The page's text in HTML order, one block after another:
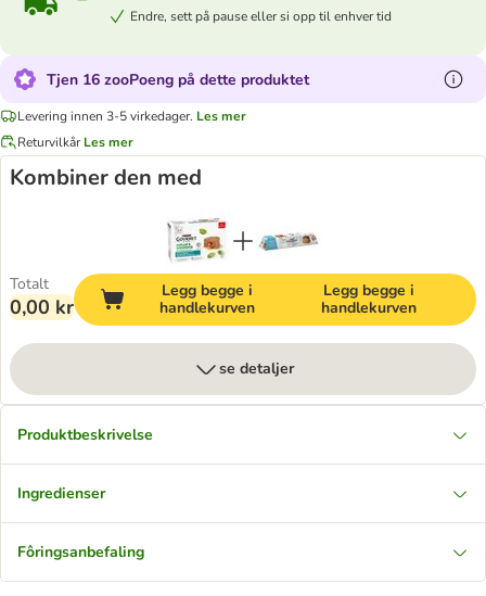
Endre, sett på pause eller si opp til enhver tid
Tjen 16 zooPoeng på dette produktet
Levering innen 3-5 virkedager. Les mer
Returvilkår Les mer
Kombiner den med
Totalt
0,00 kr
Legg begge i
handlekurven
Legg begge i
handlekurven
se detaljer
Produktbeskrivelse
Ingredienser
Fôringsanbefaling